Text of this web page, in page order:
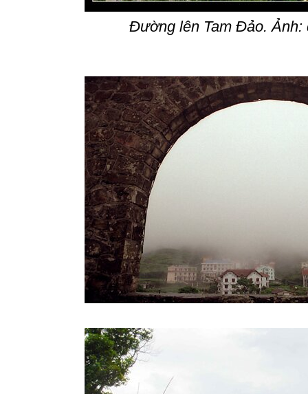
Đường lên Tam Đảo. Ảnh: